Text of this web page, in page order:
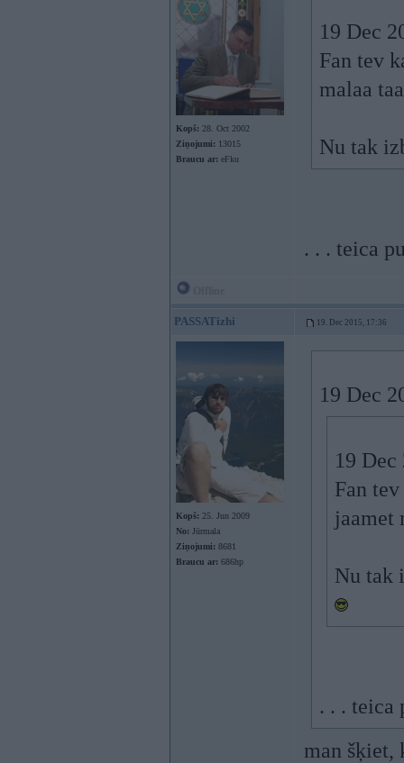
Kopš: 28. Oct 2002
Ziņojumi: 13015
Braucu ar: eFku
19 Dec
Fan tev
malaa
Nu tak
. . . teica
PASSATizhi 19. Dec 2015, 17:36
Kopš: 25. Jun 2009
No: Jūrmala
Ziņojumi: 8681
Braucu ar: 686hp
19 Dec
19
Fan
jaamet
Nu tak
. . . teica
man šķiet,